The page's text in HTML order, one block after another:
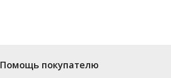
Помощь покупателю